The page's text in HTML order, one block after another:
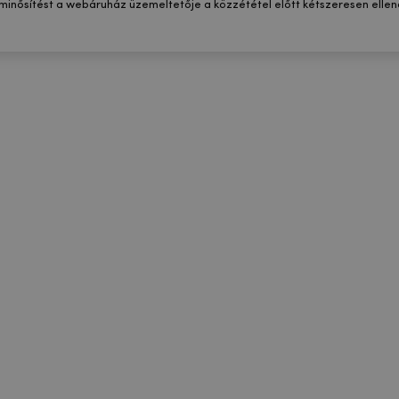
a webáruház üzemeltetője a közzététel előtt kétszeresen